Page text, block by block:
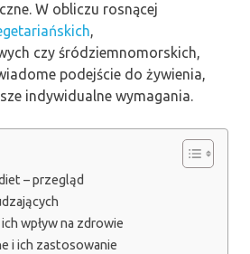
W obliczu rosnącej
,
czy śródziemnomorskich,
podejście do żywienia,
indywidualne wymagania.
– przegląd
wpływ na zdrowie
i ich zastosowanie